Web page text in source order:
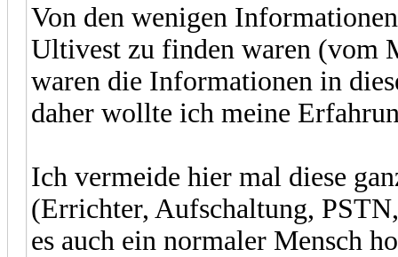
Von den wenigen
Ultivest zu finden waren (vom
waren die Informationen in
daher wollte ich meine
Ich vermeide hier mal diese
(Errichter, Aufschaltung,
es auch ein normaler Mensch